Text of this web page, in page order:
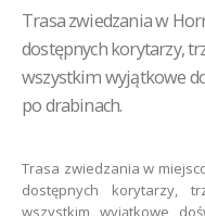
Trasa zwiedzania w
dostępnych korytarzy,
wszystkim wyjątkowe
po drabinach.
Trasa zwiedzania w
dostępnych korytarzy,